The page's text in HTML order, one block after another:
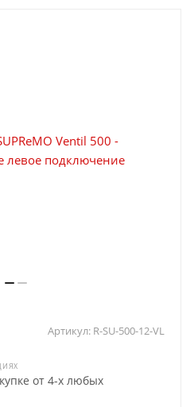
Артикул: R-SU-500-12-VL
от 4-х любых